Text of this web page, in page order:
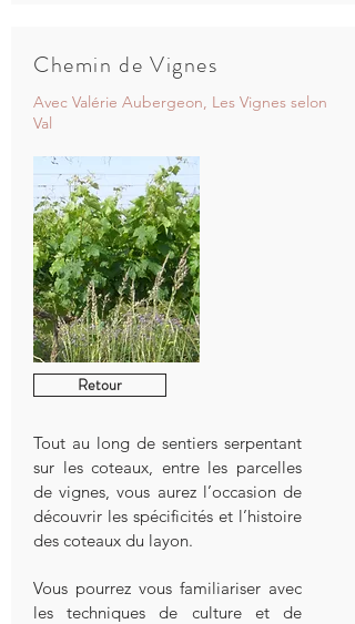
Chemin de Vignes
Avec Valérie Aubergeon, Les Vignes selon
Val
Retour
Tout au long de sentiers serpentant
sur les coteaux, entre les parcelles
de vignes, vous aurez l’occasion de
découvrir les spécificités et l’histoire
des coteaux du layon.
Vous pourrez vous familiariser avec
les techniques de culture et de